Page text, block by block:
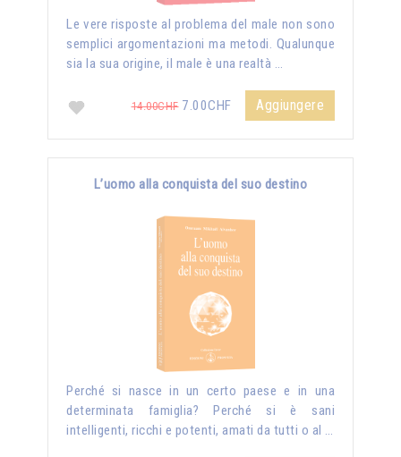
Le vere risposte al problema del male non sono
semplici argomentazioni ma metodi. Qualunque
sia la sua origine, il male è una realtà …
14.00CHF7.00CHF Aggiungere
L’uomo alla conquista del suo destino
Perché si nasce in un certo paese e in una
determinata famiglia? Perché si è sani
intelligenti, ricchi e potenti, amati da tutti o al …